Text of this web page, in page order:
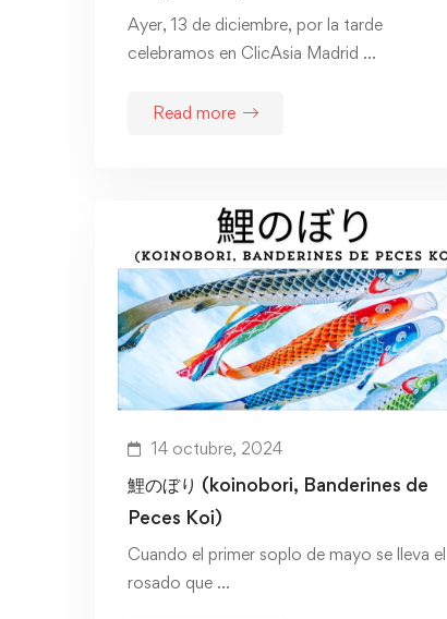
Ayer, 13 de diciembre, por la tarde
celebramos en ClicAsia Madrid …
Read more
14 octubre, 2024
鯉のぼり (koinobori, Banderines de
Peces Koi)
Cuando el primer soplo de mayo se lleva el
rosado que …